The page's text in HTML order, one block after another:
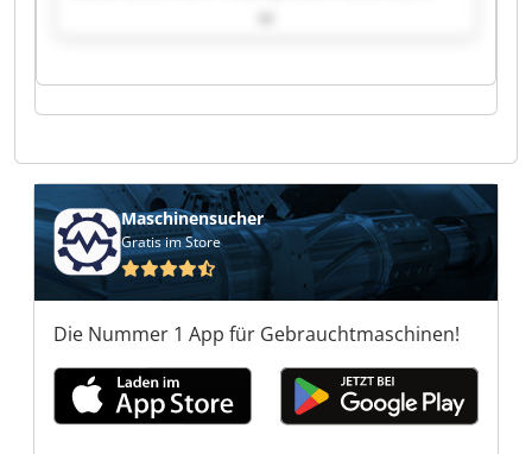
Trading GmbH Bittermann Trading GmbH
Trading GmbH Bittermann Trading GmbH
Bittermann Trading GmbH Bittermann Trading
Trading GmbH Bittermann Trading GmbH
Bittermann Trading GmbH Bittermann Trading
GmbH Bittermann Trading GmbH Bittermann
Trading GmbH Bittermann Trading GmbH
Maschinensucher
Gratis im Store
Die Nummer 1 App für Gebrauchtmaschinen!